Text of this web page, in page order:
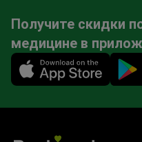
Получите скидки
медицине в
Mobile app illustration